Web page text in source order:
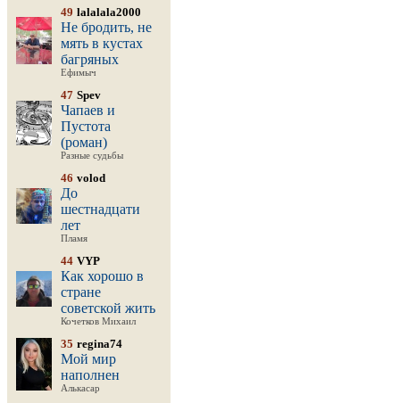
49 lalalala2000
Не бродить, не
мять в кустах
багряных
Ефимыч
47 Spev
Чапаев и
Пустота
(роман)
Разные судьбы
46 volod
До
шестнадцати
лет
Пламя
44 VYP
Как хорошо в
стране
советской жить
Кочетков Михаил
35 regina74
Мой мир
наполнен
Алькасар